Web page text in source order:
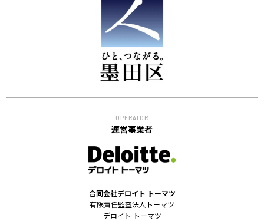
OPERATOR
運営事業者
合同会社デロイト トーマツ
有限責任監査法人トーマツ
デロイト トーマツ